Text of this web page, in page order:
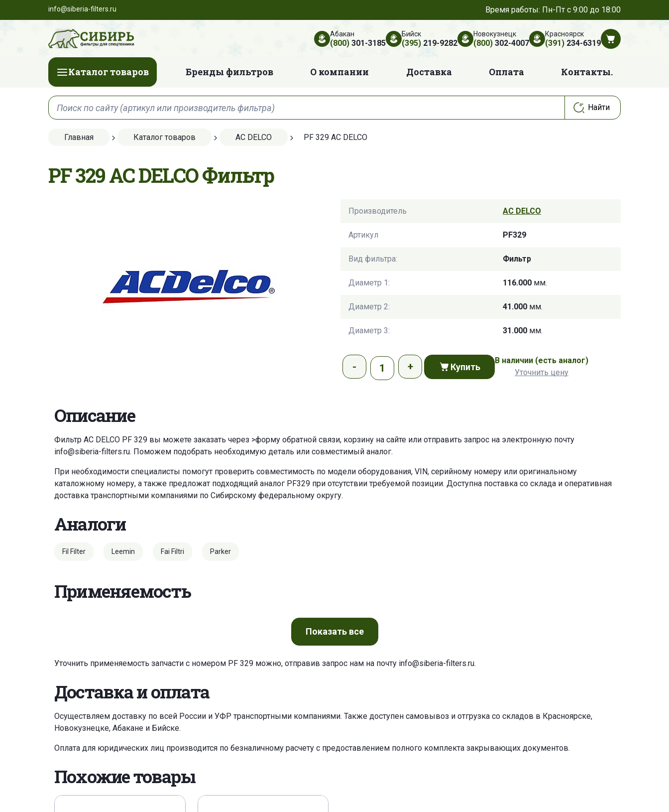
info@siberia-filters.ru Время работы: Пн-Пт с 9:00 до 18:00
Абакан
(800)301-3185
Бийск
(395)219-9282
Новокузнецк
(800)302-4007
Красноярск
(391)234-6319
Каталог товаров Бренды фильтров О компании Доставка Оплата Контакты.
Главная Каталог товаров AC DELCO PF 329 AC DELCO
PF 329 AC DELCO Фильтр
Производитель AC DELCO
Артикул PF329
Вид фильтра: Фильтр
Диаметр 1: 116.000 мм.
Диаметр 2: 41.000 мм.
Диаметр 3: 31.000 мм.
Купить
В наличии (есть аналог)
Уточнить цену
Описание
Фильтр AC DELCO PF 329 вы можете заказать через >форму обратной связи, корзину на сайте или отправить запрос на электронную почту
info@siberia-filters.ru. Поможем подобрать необходимую деталь или совместимый аналог.
При необходимости специалисты помогут проверить совместимость по модели оборудования, VIN, серийному номеру или оригинальному
каталожному номеру, а также предложат подходящий аналог PF329 при отсутствии требуемой позиции. Доступна поставка со склада и оперативная
доставка транспортными компаниями по Сибирскому федеральному округу.
Аналоги
Fil Filter Leemin Fai Filtri Parker
Применяемость
Показатьвсе
Уточнить применяемость запчасти с номером PF 329 можно, отправив запрос нам на почту info@siberia-filters.ru.
Доставка и оплата
Осуществляем доставку по всей России и УФР транспортными компаниями. Также доступен самовывоз и отгрузка со складов в Красноярске,
Новокузнецке, Абакане и Бийске.
Оплата для юридических лиц производится по безналичному расчету с предоставлением полного комплекта закрывающих документов.
Похожие товары